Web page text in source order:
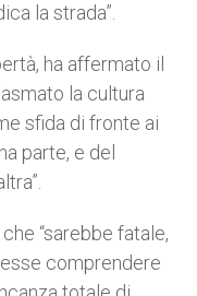
la strada”.
ha affermato il
la cultura
sfida di fronte ai
parte, e del
“sarebbe fatale,
comprendere